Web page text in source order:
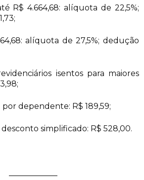
R$ 4.664,68: alíquota de 22,5%;
alíquota de 27,5%; dedução
isentos para maiores
dependente: R$ 189,59;
simplificado: R$ 528,00.